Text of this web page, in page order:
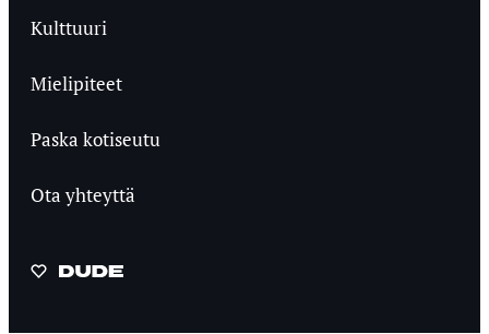
Kulttuuri
Mielipiteet
Paska kotiseutu
Ota yhteyttä